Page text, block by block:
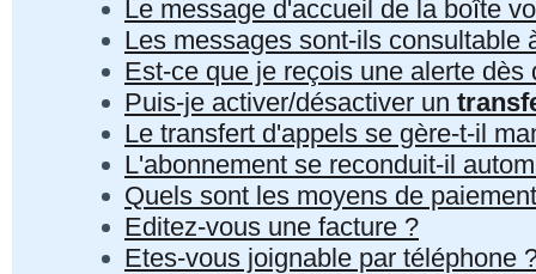
Le message d'accueil de la boîte
Les messages sont-ils consultable
Est-ce que je reçois une alerte
Puis-je activer/désactiver un
Le transfert d'appels se gère-t-il
L'abonnement se reconduit-il
Quels sont les moyens de
Editez-vous une facture ?
Etes-vous joignable par téléphone